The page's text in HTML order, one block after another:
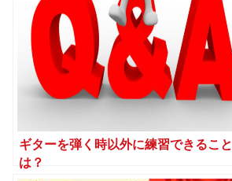
ギターを弾く時以外に練習できること
は？